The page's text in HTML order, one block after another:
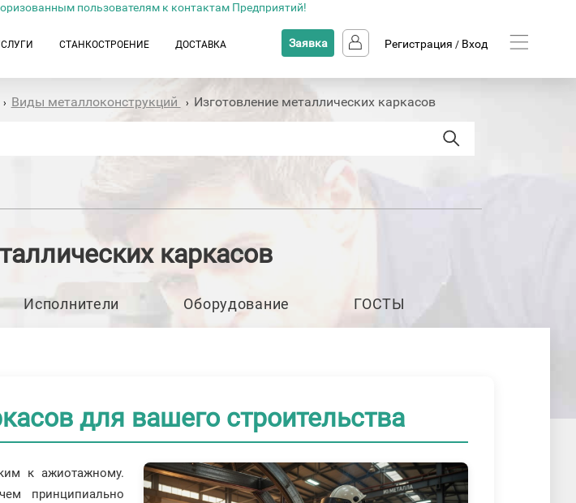
пользователям к контактам Предприятий!
СТАНКОСТРОЕНИЕ ДОСТАВКА Заявка Регистрация / Вход
› Виды металлоконструкций › Изготовление металлических каркасов
каркасов
Исполнители Оборудование ГОСТЫ
для вашего строительства
к ажиотажному.
принципиально